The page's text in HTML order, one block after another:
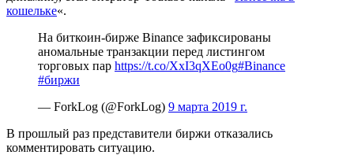
кошельке«.
На биткоин-бирже Binance зафиксированы
аномальные транзакции перед листингом
торговых пар https://t.co/XxI3qXEo0g#Binance
#биржи
— ForkLog (@ForkLog) 9 марта 2019 г.
В прошлый раз представители биржи отказались
комментировать ситуацию.